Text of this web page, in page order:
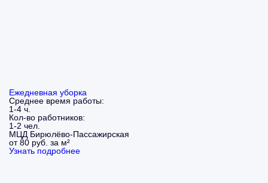
Ежедневная уборка
Среднее время работы:
1-4 ч.
Кол-во работников:
1-2 чел.
МЦД Бирюлёво-Пассажирская
от 80 руб. за м²
Узнать подробнее